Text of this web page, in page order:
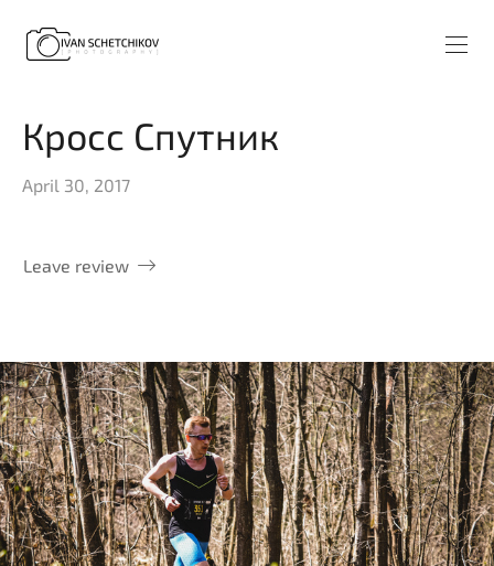
Кросс Спутник
April 30, 2017
Leave review